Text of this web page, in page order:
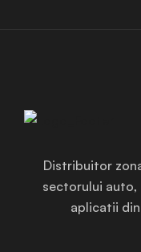
Distribuitor
sectorului auto,
aplicatii